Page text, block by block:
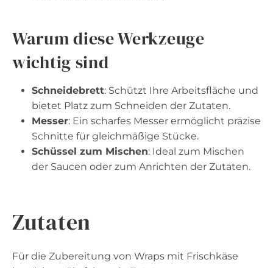
Warum diese Werkzeuge
wichtig sind
Schneidebrett: Schützt Ihre Arbeitsfläche und
bietet Platz zum Schneiden der Zutaten.
Messer: Ein scharfes Messer ermöglicht präzise
Schnitte für gleichmäßige Stücke.
Schüssel zum Mischen: Ideal zum Mischen
der Saucen oder zum Anrichten der Zutaten.
Zutaten
Für die Zubereitung von Wraps mit Frischkäse